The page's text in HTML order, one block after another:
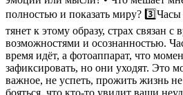
полностью и показать миру?
тянет к этому образу, страх связан
возможностями и осознанностью.
время идёт, а фотоаппарат, что
зафиксировать, но они уходят. Это
важное, не успеть, прожить жизнь не
бояться, что кто-то увидит ваши